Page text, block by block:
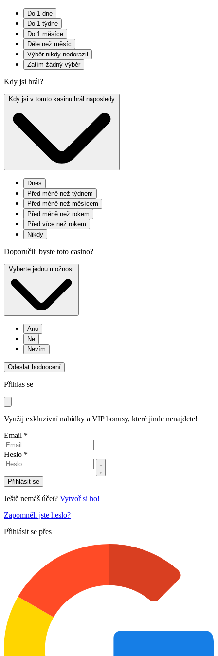
Do 1 dne
Do 1 týdne
Do 1 měsíce
Déle než měsíc
Výběr nikdy nedorazil
Zatím žádný výběr
Kdy jsi hrál?
Kdy jsi v tomto kasinu hrál naposledy
Dnes
Před méně než týdnem
Před méně než měsícem
Před méně než rokem
Před více než rokem
Nikdy
Doporučili byste toto casino?
Vyberte jednu možnost
Ano
Ne
Nevím
Odeslat hodnocení
Přihlas se
Využij exkluzivní nabídky a VIP bonusy, které jinde nenajdete!
Email *
Heslo *
Přihlásit se
Ještě nemáš účet? Vytvoř si ho!
Zapomněli jste heslo?
Přihlásit se přes